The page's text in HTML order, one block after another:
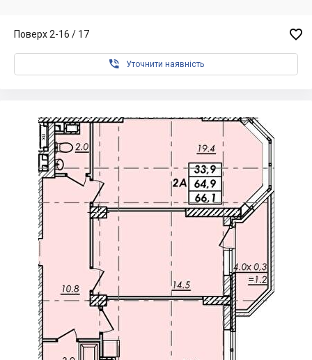
Поверх 2-16 / 17 
 Уточнити наявність